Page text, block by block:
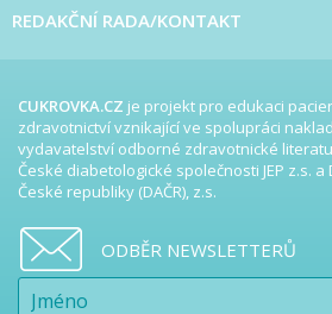
REDAKČNÍ RADA/KONTAKT
CUKROVKA.CZ je projekt pro edukaci
zdravotnictví vznikající ve spolupráci
vydavatelství odborné zdravotnické
České diabetologické společnosti JEP z.s.
České republiky (DAČR), z.s.
ODBĚR NEWSLETTERŮ